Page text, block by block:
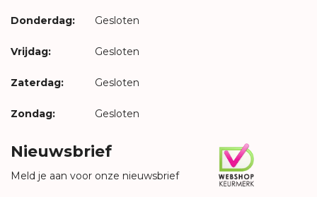
Donderdag: Gesloten
Vrijdag: Gesloten
Zaterdag: Gesloten
Zondag: Gesloten
Nieuwsbrief
Meld je aan voor onze nieuwsbrief